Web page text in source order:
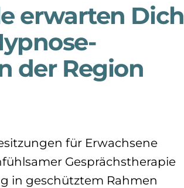
erwarten Dich
der Region
für Erwachsene
Gesprächstherapie
in geschütztem Rahmen